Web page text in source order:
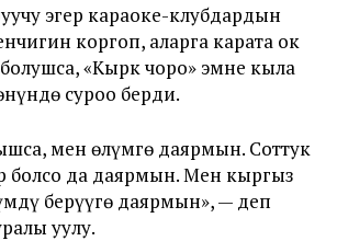
эгер караоке-клубдардын
коргоп, аларга карата ок
«Кырк чоро» эмне кыла
суроо берди.
мен өлүмгө даярмын. Соттук
болсо да даярмын. Мен кыргыз
берүүгө даярмын», — деп
уулу.